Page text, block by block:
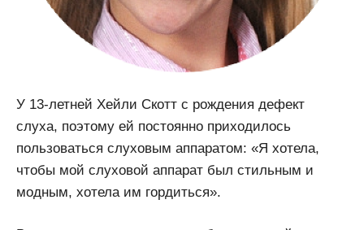
У 13-летней Хейли Скотт с рождения дефект
слуха, поэтому ей постоянно приходилось
пользоваться слуховым аппаратом: «Я хотела,
чтобы мой слуховой аппарат был стильным и
модным, хотела им гордиться».